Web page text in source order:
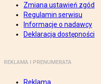
Zmiana ustawień zgód
Regulamin serwisu
Informacje o nadawcy
Deklaracja dostępności
REKLAMA I PRENUMERATA
Reklama